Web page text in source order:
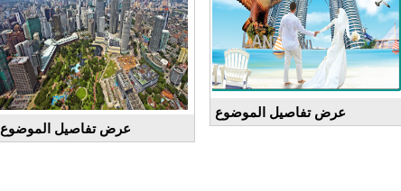
عرض تفاصيل الموضوع
عرض تفاصيل الموضوع